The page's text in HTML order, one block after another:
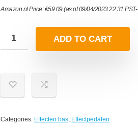
Amazon.nl Price:€59.09(as of 09/04/2023 22:31 PST-
ADD TO CART
Categories: Effecten bas Effectpedalen